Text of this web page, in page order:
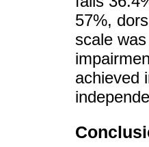
57%,
scale
achieved